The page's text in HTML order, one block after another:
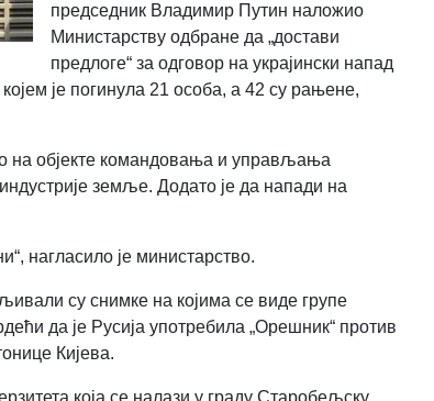
председник Владимир Путин наложио
Министарству одбране да „достави
предлоге“ за одговор на украјински напад
је погинула 21 особа, а 42 су рањене,
на објекте командовања и управљања
земље. Додато је да напади на
нагласило је министарство.
су снимке на којима се виде групе
да је Русија употребила „Орешник“ против
Кијева.
која се налази у граду Старобељску,